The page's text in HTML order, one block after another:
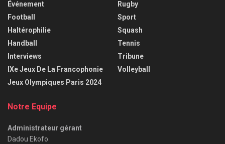
Événement
Football
Haltérophilie
Handball
Interviews
IXe Jeux De La Francophonie
Jeux Olympiques Paris 2024
Rugby
Sport
Squash
Tennis
Tribune
Volleyball
Notre Equipe
Administrateur gérant
Dadou Ekofo